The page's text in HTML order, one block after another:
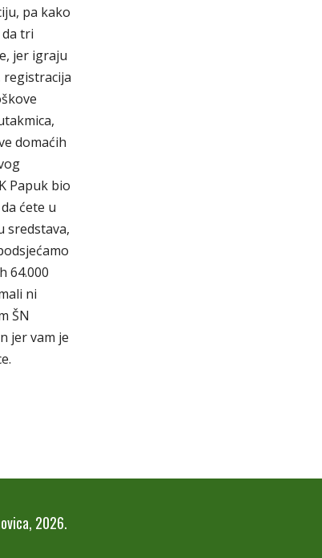
pa kako
tri
jer igraju
registracija
domaćih
Papuk bio
ćete u
sredstava,
64.000
ni
ŠN
jer vam je
2026.